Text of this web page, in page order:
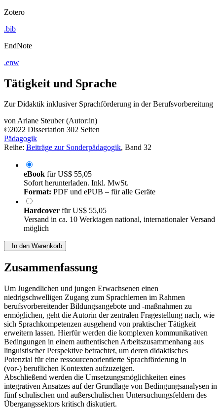
Zotero
.bib
EndNote
.enw
Tätigkeit und Sprache
Zur Didaktik inklusiver Sprachförderung in der Berufsvorbereitung
vonAriane Steuber (Autor:in)
©2022 Dissertation 302 Seiten
Pädagogik
Reihe: Beiträge zur Sonderpädagogik, Band 32
eBook fürUS$ 55,05
Sofort herunterladen. Inkl. MwSt.
Format: PDF und ePUB – für alle Geräte
Hardcover fürUS$ 55,05
Versand in ca. 10 Werktagen national, internationaler Versand
möglich
In den Warenkorb
Zusammenfassung
Um Jugendlichen und jungen Erwachsenen einen
niedrigschwelligen Zugang zum Sprachlernen im Rahmen
berufsvorbereitender Bildungsangebote und -maßnahmen zu
ermöglichen, geht die Autorin der zentralen Fragestellung nach, wie
sich Sprachkompetenzen ausgehend von praktischer Tätigkeit
erweitern lassen. Hierfür werden die komplexen kommunikativen
Bedingungen in einem authentischen Arbeitszusammenhang aus
linguistischer Perspektive betrachtet, um deren didaktisches
Potenzial für eine ressourcenorientierte Sprachförderung in
(vor-) beruflichen Kontexten aufzuzeigen.
Abschließend werden die Umsetzungsmöglichkeiten eines
integrativen Ansatzes auf der Grundlage von Bedingungsanalysen in
fünf schulischen und außerschulischen Untersuchungsfeldern des
Übergangssektors kritisch diskutiert.